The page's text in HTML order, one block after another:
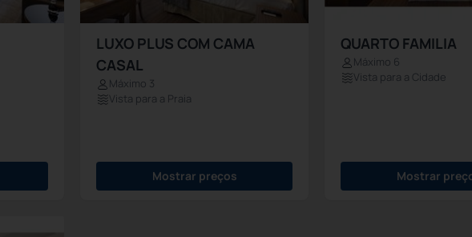
LUXO PLUS COM CAMA
CASAL
Máximo 3
Vista para a Praia
Mostrar preços
QUARTO FAMILIA
Máximo 6
Vista para a Cidade
Mostrar